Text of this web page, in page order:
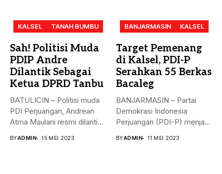
KALSEL TANAH BUMBU
Sah! Politisi Muda
PDIP Andre
Dilantik Sebagai
Ketua DPRD Tanbu
BATULICIN – Politisi muda
PDI Perjuangan, Andrean
Atma Maulani resmi dilantik
BYADMIN 15 MEI 2023
BANJARMASIN KALSEL
Target Pemenang
di Kalsel, PDI-P
Serahkan 55 Berkas
Bacaleg
BANJARMASIN – Partai
Demokrasi Indonesia
Perjuangan (PDI-P) menjadi
BYADMIN 11 MEI 2023